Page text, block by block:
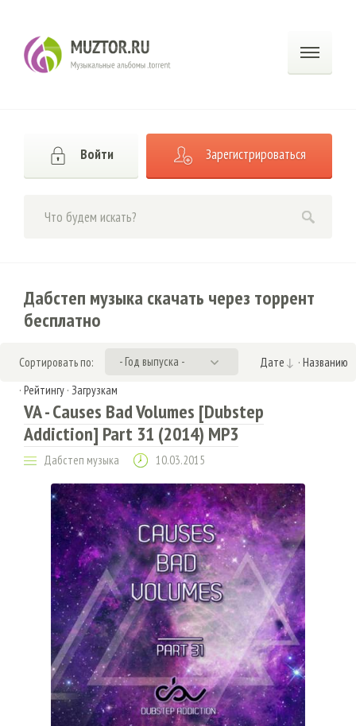
Войти Зарегистрироваться
Дабстеп музыка скачать через торрент
бесплатно
Сортировать по: - Год выпуска - Дате · Названию
· Рейтингу · Загрузкам
VA - Causes Bad Volumes [Dubstep
Addiction] Part 31 (2014) MP3
Дабстеп музыка 10.03.2015